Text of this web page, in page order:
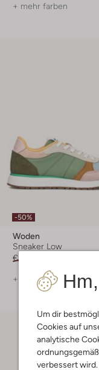
Um dir
Cookies auf
analytische
verbessert
+ mehr farben
-50%
Woden
Sneaker Low
€ 119,99
+ mehr farben